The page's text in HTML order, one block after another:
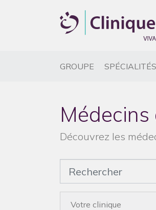
GROUPE (CURRENT)
Découvrez les
Votre clinique